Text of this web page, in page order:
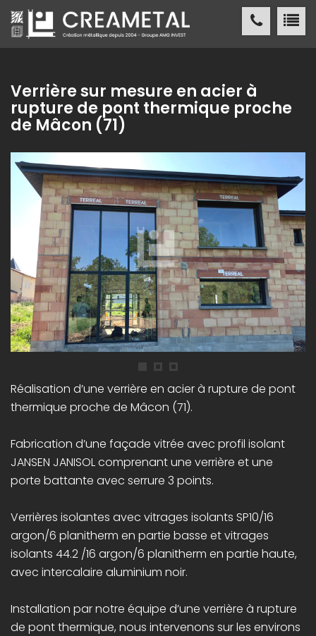
CREAMETAL Création métallique
CREAMETAL
NOSRÉALISATIONS
RÉFÉRENCES
ACTUALITÉS/ PRESSE
CONTACT
Verrière sur mesure en acier à
rupture de pont thermique proche
de Mâcon (71)
Réalisation d’une verrière en acier à rupture de pont
thermique proche de Mâcon (71).
Fabrication d’une façade vitrée avec profil isolant
JANSEN JANISOL comprenant une verrière et une
porte battante avec serrure 3 points.
Verrières isolantes avec vitrages isolants SP10/16
argon/6 planitherm en partie basse et vitrages
isolants 44.2 /16 argon/6 planitherm en partie haute,
avec intercalaire aluminium noir.
Installation par notre équipe d’une verrière à rupture
de pont thermique, nous intervenons sur les environs